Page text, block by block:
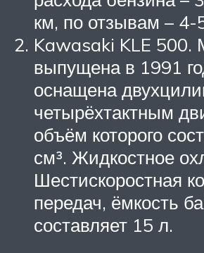
км, по отзывам – 4-
Kawasaki KLE 500.
выпущена в 1991
оснащена
четырёхтактным
объём которого
см³. Жидкостное
Шестискоростная
передач, ёмкость
составляет 15 л.